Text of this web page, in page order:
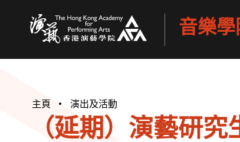
音樂學
主頁 演出及活動
（延期）演藝研